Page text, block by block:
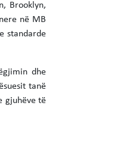
Brooklyn,
në MB
standarde
dhe
tanë
gjuhëve të